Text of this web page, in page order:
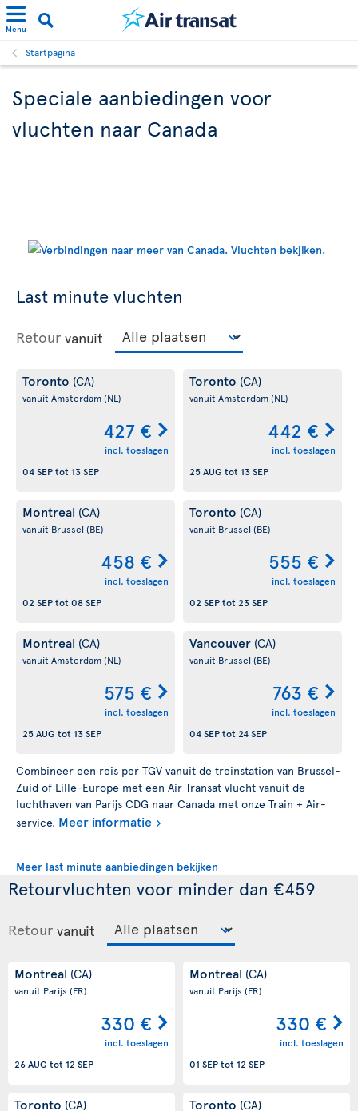
Menu
Startpagina
Speciale aanbiedingen voor
vluchten naar Canada
Last minute vluchten
Retour vanuit
Toronto (CA)
vanuit Amsterdam(NL)
427 €
incl. toeslagen
04 SEPtot 13 SEP
Toronto (CA)
vanuit Amsterdam(NL)
442 €
incl. toeslagen
25 AUG tot 13 SEP
Montreal (CA)
vanuit Brussel (BE)
458 €
incl. toeslagen
02 SEPtot 08 SEP
Toronto (CA)
vanuit Brussel (BE)
555 €
incl. toeslagen
02 SEPtot 23 SEP
Montreal (CA)
vanuit Amsterdam(NL)
575 €
incl. toeslagen
25 AUG tot 13 SEP
Vancouver (CA)
vanuit Brussel (BE)
763 €
incl. toeslagen
04 SEPtot 24 SEP
Combineer een reis per TGV vanuit de treinstation van Brussel-
Zuid of Lille-Europe met een Air Transat vlucht vanuit de
luchthaven van Parijs CDG naar Canada met onze Train + Air-
service. Meer informatie
Meer last minute aanbiedingen bekijken
Retourvluchten voor minder dan €459
Retour vanuit
Montreal (CA)
vanuit Parijs (FR)
330 €
incl. toeslagen
26 AUG tot 12 SEP
Montreal (CA)
vanuit Parijs (FR)
330 €
incl. toeslagen
01 SEPtot 12 SEP
Toronto (CA) Toronto (CA)